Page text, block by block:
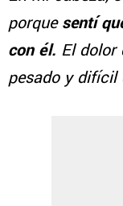
porquesentí
con él. El dolor
pesado y difícil